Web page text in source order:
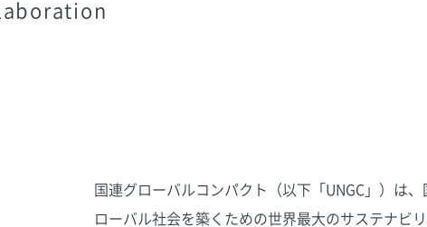
国連グローバルコンパクト（以下「UNGC」）は
ローバル社会を築くための世界最大のサステナビ